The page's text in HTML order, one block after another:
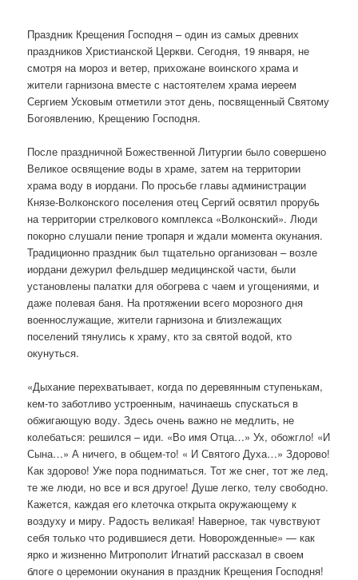
Праздник Крещения Господня – один из самых древних
праздников Христианской Церкви. Сегодня, 19 января, не
смотря на мороз и ветер, прихожане воинского храма и
жители гарнизона вместе с настоятелем храма иереем
Сергием Усковым отметили этот день, посвященный Святому
Богоявлению, Крещению Господня.
После праздничной Божественной Литургии было совершено
Великое освящение воды в храме, затем на территории
храма воду в иордани. По просьбе главы администрации
Князе-Волконского поселения отец Сергий освятил прорубь
на территории стрелкового комплекса «Волконский». Люди
покорно слушали пение тропаря и ждали момента окунания.
Традиционно праздник был тщательно организован – возле
иордани дежурил фельдшер медицинской части, были
установлены палатки для обогрева с чаем и угощениями, и
даже полевая баня. На протяжении всего морозного дня
военнослужащие, жители гарнизона и близлежащих
поселений тянулись к храму, кто за святой водой, кто
окунуться.
«Дыхание перехватывает, когда по деревянным ступенькам,
кем-то заботливо устроенным, начинаешь спускаться в
обжигающую воду. Здесь очень важно не медлить, не
колебаться: решился – иди. «Во имя Отца…» Ух, обожгло! «И
Сына…» А ничего, в общем-то! « И Святого Духа…» Здорово!
Как здорово! Уже пора подниматься. Тот же снег, тот же лед,
те же люди, но все и вся другое! Душе легко, телу свободно.
Кажется, каждая его клеточка открыта окружающему к
воздуху и миру. Радость великая! Наверное, так чувствуют
себя только что родившиеся дети. Новорожденные» — как
ярко и жизненно Митрополит Игнатий рассказал в своем
блоге о церемонии окунания в праздник Крещения Господня!